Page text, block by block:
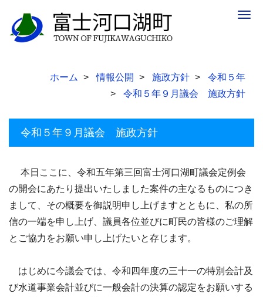
ホーム 情報公開 施政方針
令和５年
令和５年９月議会 施政方針
令和５年９月議会 施政方針
本日ここに、令和五年第三回富士河口湖町議会定例会
の開会にあたり提出いたしました案件の主なるものにつき
まして、その概要を御説明申し上げますとともに、私の所
信の一端を申し上げ、議員各位並びに町民の皆様のご理解
とご協力をお願い申し上げたいと存じます。
はじめに今議会では、令和四年度の三十一の特別会計及
び水道事業会計並びに一般会計の決算の認定をお願いする